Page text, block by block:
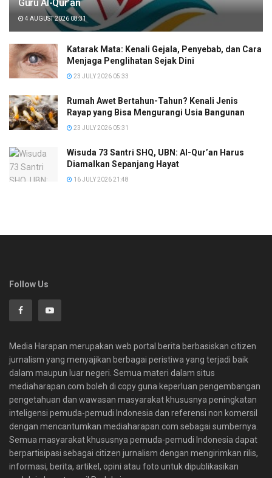
Guru Al-Qur’an
4 AUGUST 2026 08:31
Katarak Mata: Kenali Gejala, Penyebab, dan Cara
Menjaga Penglihatan Sejak Dini
23 JULY 2026 05:33
Rumah Awet Bertahun-Tahun? Kenali Jenis
Rayap yang Bisa Mengurangi Usia Bangunan
23 JULY 2026 05:31
Wisuda 73 Santri SHQ, UBN: Al-Qur’an Harus
Diamalkan Sepanjang Hayat
16 JULY 2026 21:48
Follow Us
Media Harapan merupakan web portal berita berbasiskan citizen
jurnalism yang menyajikan berbagai peristiwa yang terjadi baik
dalam maupun luar negeri. Semua materi dalam situs
mediaharapan.com boleh di copy guna keperluan pengembangan
pengetahuan dan wawasan masyarakat khususnya peningkatan
inteligensi pemuda-pemudi Indonesia dan referensi non komersil
dengan mencantumkan mediaharapan.com sebagai sumbernya.
Semua masyarakat khususnya pemuda-pemudi Indonesia dapat
berpartisipasi sebagai citizen jurnalism dengan mengirimkan rilis,
informasi, berita, artikel, opini atau foto untuk dipublikasikan